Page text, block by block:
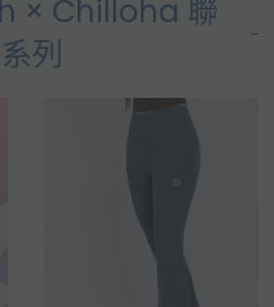
× Chilloha 聯
列